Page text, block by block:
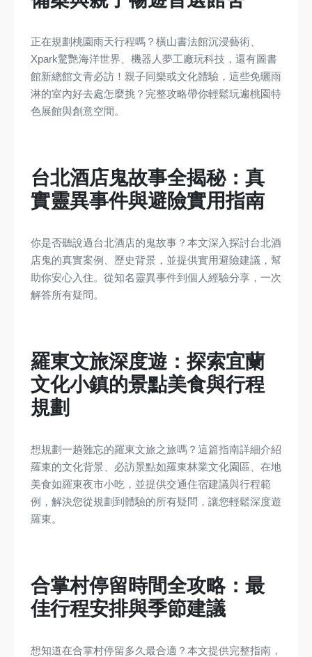
正在規劃桃園雨天行程嗎？橫山書法館沉浸藝術、
Xpark驚艷海洋世界、機器人夢工廠玩科技，還有圖書
館新總館文青必訪！親子同樂或文化體驗，這些免曬雨
淋的室內好去處怎麼挑？完整攻略帶你輕鬆玩遍桃園特
色展館與創意空間。
台北酒店鬼故事全揭秘：真
實靈異事件與避險實用指南
你是否聽說過台北酒店的鬼故事？本文深入探討台北酒
店鬼的真實案例、歷史背景，並提供實用避險建議，幫
助你安心入住。從知名靈異事件到個人經驗分享，一次
解答所有疑問。
羅東文旅深度遊：探索宜蘭
文化小鎮的景點美食與行程
規劃
想規劃一趟難忘的羅東文旅之旅嗎？這篇指南詳細介紹
羅東的文化背景、必訪景點如羅東林業文化園區、在地
美食如羅東夜市小吃，並提供交通住宿建議與行程範
例，解決您從規劃到體驗的所有疑問，讓您輕鬆深度遊
羅東。
合掌村停留時間全攻略：最
佳行程安排與季節建議
想知道在合掌村停留多久最合適？本文提供完整指南，